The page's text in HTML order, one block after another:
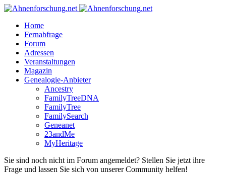
Home
Fernabfrage
Forum
Adressen
Veranstaltungen
Magazin
Genealogie-Anbieter
Ancestry
FamilyTreeDNA
FamilyTree
FamilySearch
Geneanet
23andMe
MyHeritage
Sie sind noch nicht im Forum angemeldet? Stellen Sie jetzt ihre
Frage und lassen Sie sich von unserer Community helfen!